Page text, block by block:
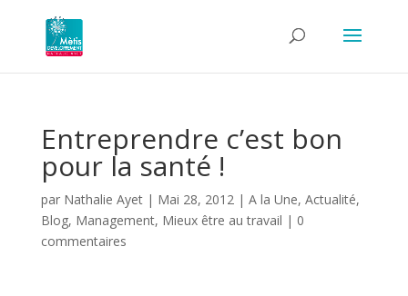
Entreprendre c’est bon
pour la santé !
par Nathalie Ayet| Mai 28, 2012| A la Une, Actualité,
Blog, Management, Mieux être au travail | 0
commentaires